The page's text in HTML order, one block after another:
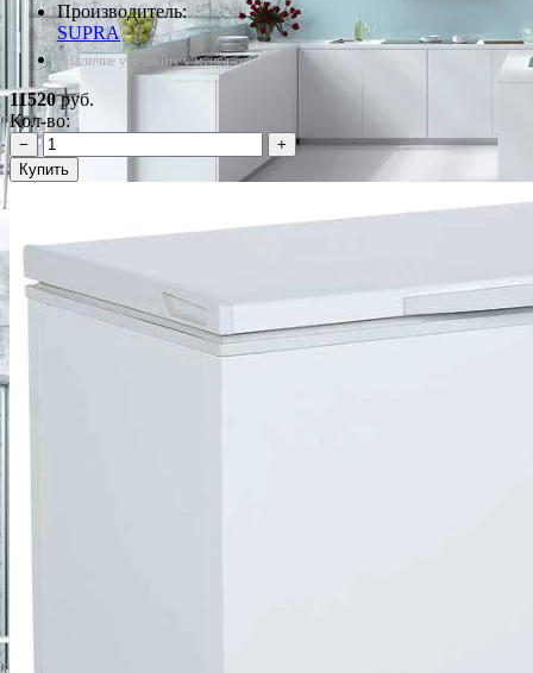
Производитель:
SUPRA
*Наличие уточняйте у менеджера
11520руб.
Кол-во:
−
+
Купить